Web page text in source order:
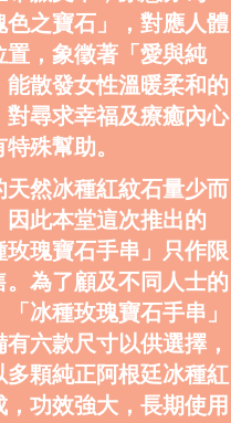
色之寶石」，對應人體
置，象徵著「愛與純
能散發女性溫暖柔和的
對尋求幸福及療癒內心
殊幫助。
天然冰種紅紋石量少而
因此本堂這次推出的
玫瑰寶石手串」只作限
。為了顧及不同人士的
「冰種玫瑰寶石手串」
有六款尺寸以供選擇，
多顆純正阿根廷冰種紅
，功效強大，長期使用